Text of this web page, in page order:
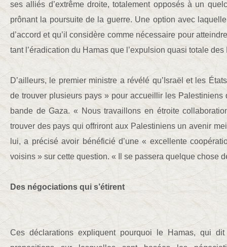
ses alliés d’extrême droite, totalement opposés à un
prônant la poursuite de la guerre. Une option avec
d’accord et qu’il considère comme nécessaire pour
tant l’éradication du Hamas que l’expulsion quasi totale
D’ailleurs, le premier ministre a révélé qu’Israël et les
de trouver plusieurs pays » pour accueillir les Palestiniens
bande de Gaza. « Nous travaillons en étroite
trouver des pays qui offriront aux Palestiniens un avenir
lui, a précisé avoir bénéficié d’une « excellente
voisins » sur cette question. « Il se passera quelque chose
Des négociations qui s’étirent
Ces déclarations expliquent pourquoi le Hamas, qui